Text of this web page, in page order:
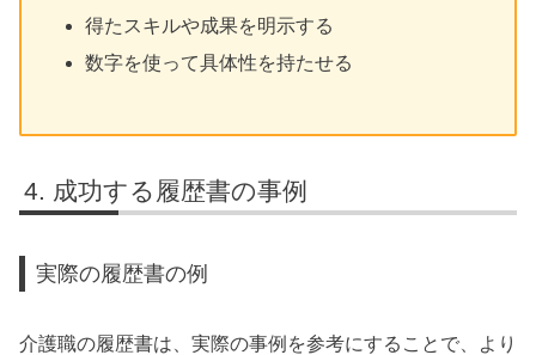
得たスキルや成果を明示する
数字を使って具体性を持たせる
成功する履歴書の事例
実際の履歴書の例
介護職の履歴書は、実際の事例を参考にすることで、より